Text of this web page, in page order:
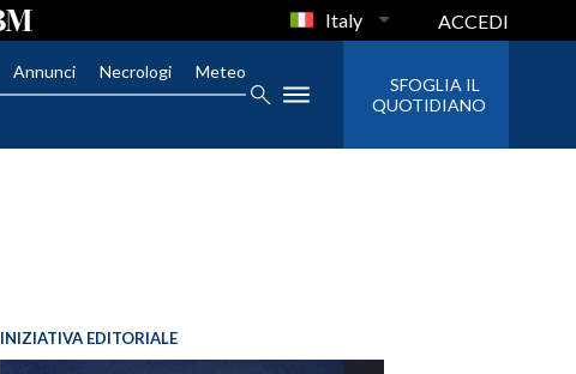
Italy ACCEDI
Annunci Necrologi Meteo
SFOGLIA IL
QUOTIDIANO
INIZIATIVA EDITORIALE